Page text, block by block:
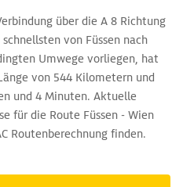
über die A 8 Richtung
von Füssen nach
Umwege vorliegen, hat
von 544 Kilometern und
und 4 Minuten. Aktuelle
für die Route Füssen - Wien
Routenberechnung finden.